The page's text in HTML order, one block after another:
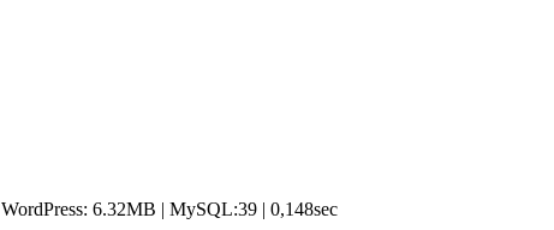
WordPress: 6.32MB | MySQL:39 | 0,148sec